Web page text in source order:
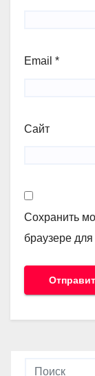
Email *
Сайт
Сохранить
браузере